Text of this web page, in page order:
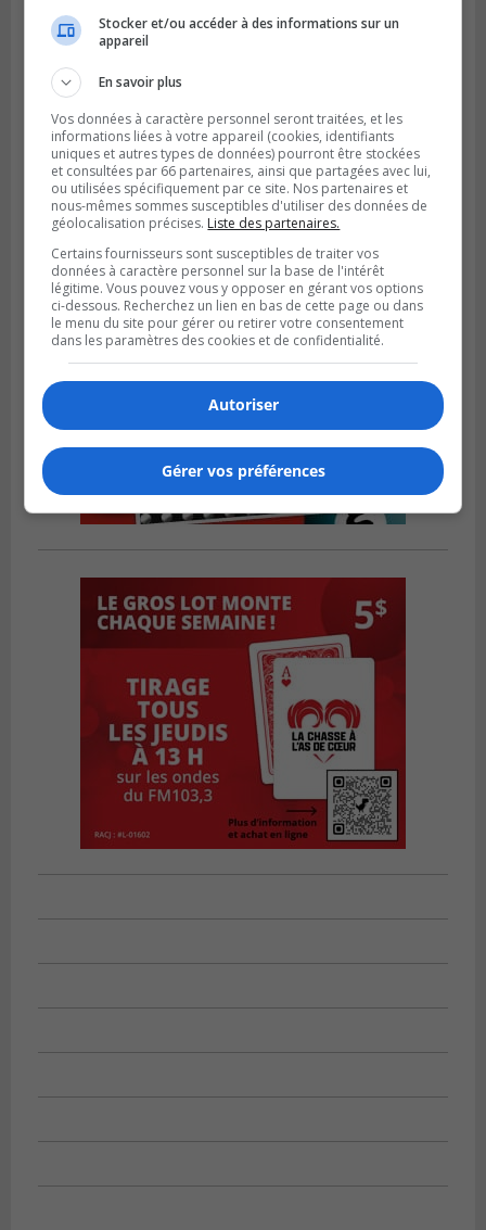
BOUCHERVILLE
Publié le 6 août 2026 à 14h50
Le tube nord du pont-tunnel Louis-
Hippolyte-La Fontaine se dote d’une
nouvelle chaussée
Stocker et/ou accéder à des informations sur un
appareil
En savoir plus
Vos données à caractère personnel seront traitées, et les
informations liées à votre appareil (cookies, identifiants
uniques et autres types de données) pourront être stockées
et consultées par 66 partenaires, ainsi que partagées avec lui,
ou utilisées spécifiquement par ce site. Nos partenaires et
nous-mêmes sommes susceptibles d'utiliser des données de
géolocalisation précises. Liste des partenaires.
Certains fournisseurs sont susceptibles de traiter vos
données à caractère personnel sur la base de l'intérêt
légitime. Vous pouvez vous y opposer en gérant vos options
ci-dessous. Recherchez un lien en bas de cette page ou dans
le menu du site pour gérer ou retirer votre consentement
dans les paramètres des cookies et de confidentialité.
Autoriser
Gérer vos préférences